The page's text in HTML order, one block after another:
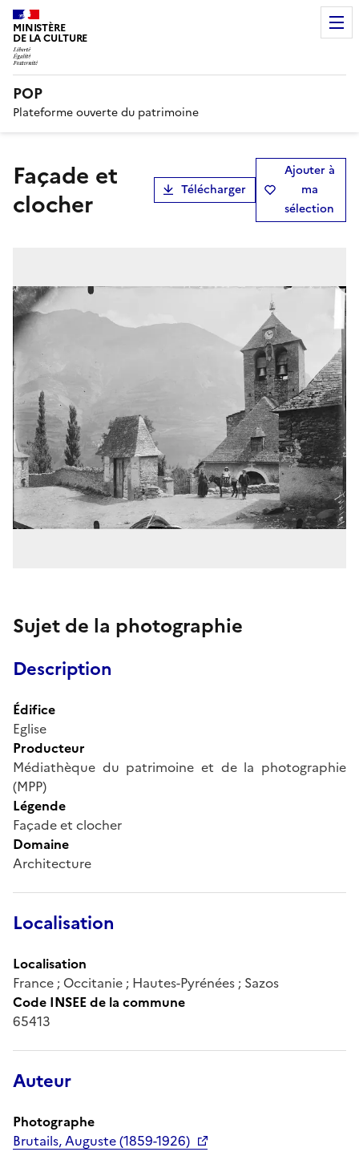
MINISTÈRE
DE LA CULTURE
POP
Plateforme ouverte du patrimoine
Façade et
clocher
Télécharger
Ajouter à
ma
sélection
Sujet de la photographie
Description
Édifice
Eglise
Producteur
Médiathèque du patrimoine et de la photographie
(MPP)
Légende
Façade et clocher
Domaine
Architecture
Localisation
Localisation
France ; Occitanie ; Hautes-Pyrénées ; Sazos
Code INSEE de la commune
65413
Auteur
Photographe
Brutails, Auguste (1859-1926)